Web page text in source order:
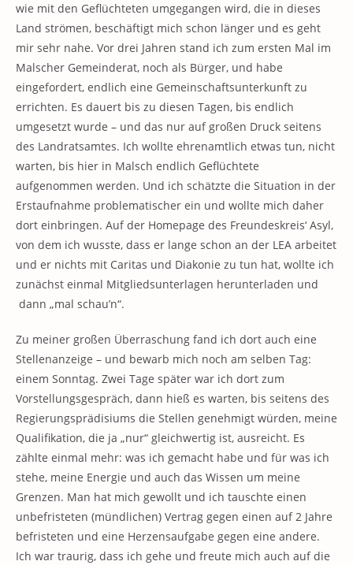
wie mit den Geflüchteten umgegangen wird, die in dieses
Land strömen, beschäftigt mich schon länger und es geht
mir sehr nahe. Vor drei Jahren stand ich zum ersten Mal im
Malscher Gemeinderat, noch als Bürger, und habe
eingefordert, endlich eine Gemeinschaftsunterkunft zu
errichten. Es dauert bis zu diesen Tagen, bis endlich
umgesetzt wurde – und das nur auf großen Druck seitens
des Landratsamtes. Ich wollte ehrenamtlich etwas tun, nicht
warten, bis hier in Malsch endlich Geflüchtete
aufgenommen werden. Und ich schätzte die Situation in der
Erstaufnahme problematischer ein und wollte mich daher
dort einbringen. Auf der Homepage des Freundeskreis‘ Asyl,
von dem ich wusste, dass er lange schon an der LEA arbeitet
und er nichts mit Caritas und Diakonie zu tun hat, wollte ich
zunächst einmal Mitgliedsunterlagen herunterladen und
dann „mal schau’n“.
Zu meiner großen Überraschung fand ich dort auch eine
Stellenanzeige – und bewarb mich noch am selben Tag:
einem Sonntag. Zwei Tage später war ich dort zum
Vorstellungsgespräch, dann hieß es warten, bis seitens des
Regierungsprädisiums die Stellen genehmigt würden, meine
Qualifikation, die ja „nur“ gleichwertig ist, ausreicht. Es
zählte einmal mehr: was ich gemacht habe und für was ich
stehe, meine Energie und auch das Wissen um meine
Grenzen. Man hat mich gewollt und ich tauschte einen
unbefristeten (mündlichen) Vertrag gegen einen auf 2 Jahre
befristeten und eine Herzensaufgabe gegen eine andere.
Ich war traurig, dass ich gehe und freute mich auch auf die